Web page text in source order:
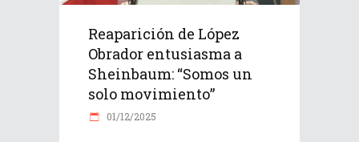
Reaparición de López
Obrador entusiasma a
Sheinbaum: “Somos un
solo movimiento”
01/12/2025